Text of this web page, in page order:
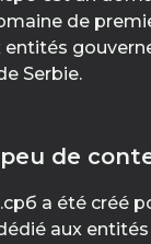
de
entités
Serbie.
de
a été créé
aux entités